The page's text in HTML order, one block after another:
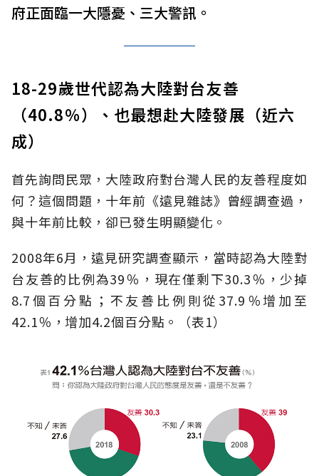
府正面臨一大隱憂、三大警訊。
18-29歲世代認為大陸對台友善
（40.8％）、也最想赴大陸發展（近六
成）
首先詢問民眾，大陸政府對台灣人民的友善程度如
何？這個問題，十年前《遠見雜誌》曾經調查過，
與十年前比較，卻已發生明顯變化。
2008年6月，遠見研究調查顯示，當時認為大陸對
台友善的比例為39％，現在僅剩下30.3％，少掉
8.7個百分點；不友善比例則從37.9％增加至
42.1％，增加4.2個百分點。（表1）